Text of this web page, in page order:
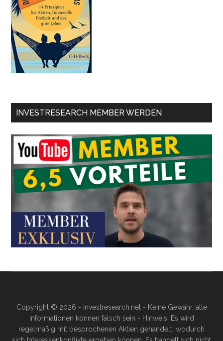
INVESTRESEARCH MEMBER WERDEN
Copyright © 2026 - investresearch.net - Keine Gewähr, alle
Informationen können falsch sein - Hinweis: Es wird
regelmäßig mit besprochenen Aktien gehandelt, wodurch